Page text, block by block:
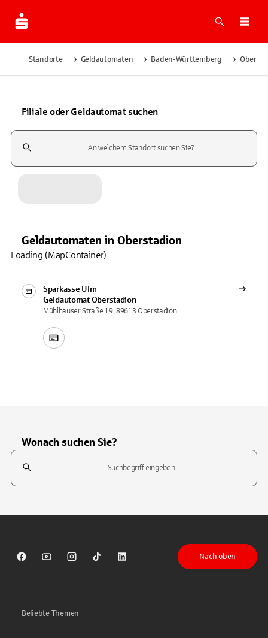
Suche
Standorte Geldautomaten Baden-Württemberg
Filiale oder Geldautomat suchen
Suchfeld
Geldautomaten in Oberstadion
Sparkasse Ulm
Geldautomat Oberstadion
Mühlhauser Straße 19, 89613 Oberstadion
Loading (MapContainer)
Wonach suchen Sie?
Suchfeld
Sparkasse auf Facebook
Sparkasse auf Youtube
Sparkasse auf Instagram
Sparkasse auf TikTok
Sparkasse auf LinkedIn
Nach oben
Beliebte Themen